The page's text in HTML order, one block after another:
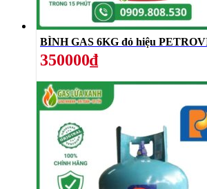
BÌNH GAS 6KG đỏ hiệu
350000₫